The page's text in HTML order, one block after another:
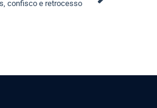
confisco e retrocesso